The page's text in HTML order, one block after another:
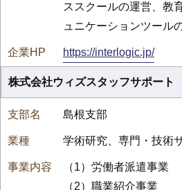
ススクールの運営、教
ュニケーションツール
https://interlogic.jp/
株式会社ウィズスタッフサポート
島根支部
学術研究、専門・技術
（1）労働者派遣事業
（2）職業紹介事業